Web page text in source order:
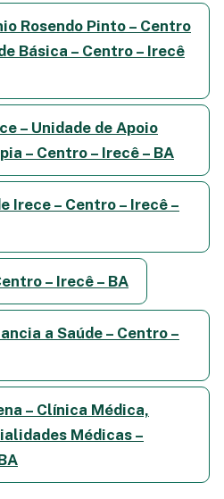
Rosendo Pinto – Centro
Básica – Centro – Irecê
– Unidade de Apoio
– Centro – Irecê – BA
Irece – Centro – Irecê –
– Irecê – BA
a Saúde – Centro –
– Clínica Médica,
Médicas –